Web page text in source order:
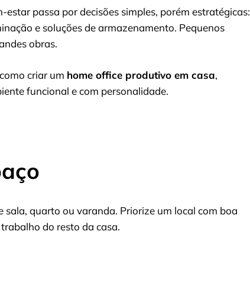
passa por decisões simples, porém estratégicas:
e soluções de armazenamento. Pequenos
obras.
criar um home office produtivo em casa,
funcional e com personalidade.
sala, quarto ou varanda. Priorize um local com boa
do resto da casa.